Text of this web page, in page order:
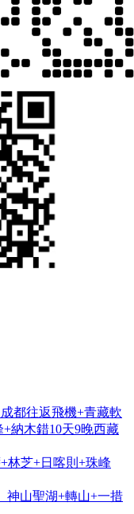
都往返飛機+青藏軟
納木錯10天9晚西藏
林芝+日喀則+珠峰
神山聖湖+轉山+一措